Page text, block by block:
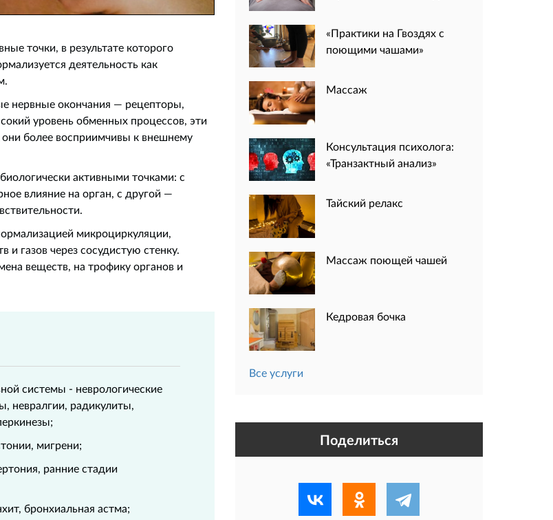
точки, в результате которого
деятельность как
нервные окончания — рецепторы,
уровень обменных процессов, эти
более восприимчивы к внешнему
активными точками: с
влияние на орган, с другой —
микроциркуляции,
и газов через сосудистую стенку.
веществ, на трофику органов и
системы - неврологические
невралгии, радикулиты,
мигрени;
ранние стадии
бронхиальная астма;
«Практики на Гвоздях с
поющими чашами»
Массаж
Консультация психолога:
«Транзактный анализ»
Тайский релакс
Массаж поющей чашей
Кедровая бочка
Все услуги
Поделиться